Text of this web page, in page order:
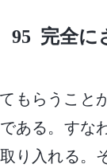
95 完全に
もらうこと
ある。すな
り入れる。